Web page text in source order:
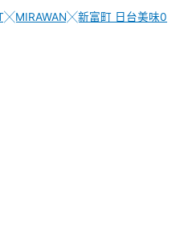
新富町 日台美味0